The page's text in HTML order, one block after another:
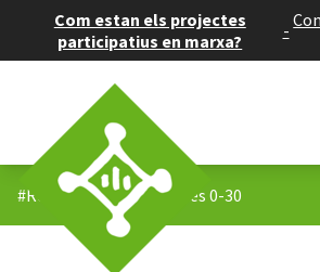
Com estan els projectes
participatius en marxa?
-
#Reptes 0-30/Propostes 0-30